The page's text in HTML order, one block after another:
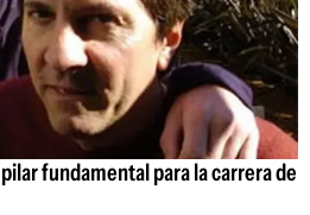
fundamental para la carrera de